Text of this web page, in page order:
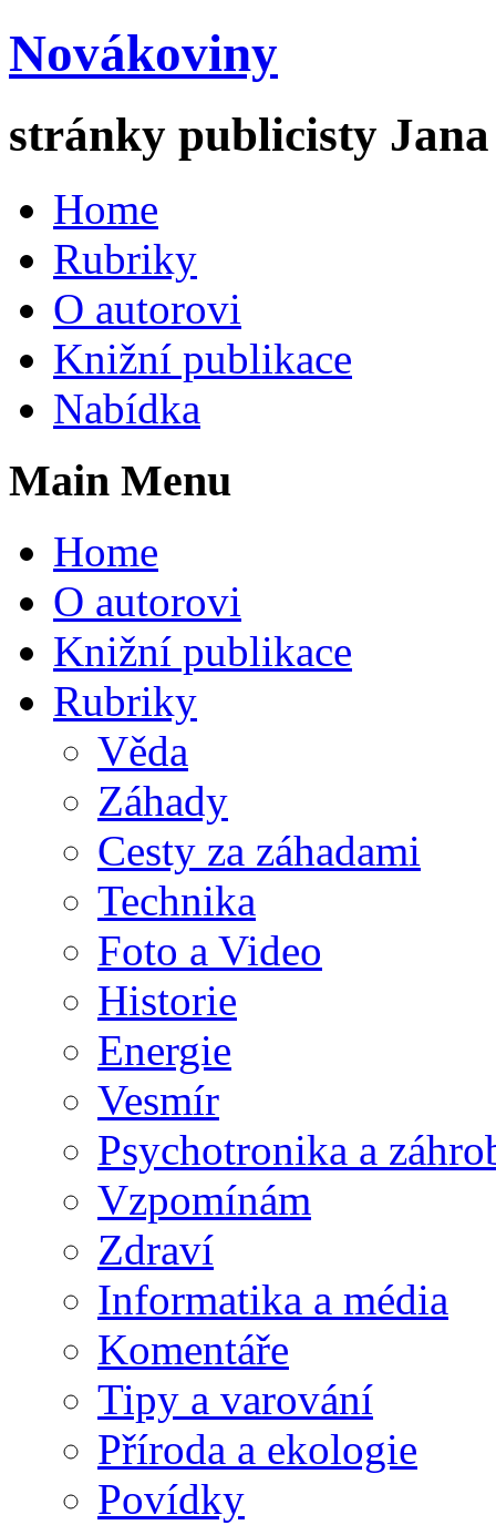
Novákoviny
stránky publicisty
Home
Rubriky
O autorovi
Knižní publikace
Nabídka
Main Menu
Home
O autorovi
Knižní publikace
Rubriky
Věda
Záhady
Cesty za záhadami
Technika
Foto a Video
Historie
Energie
Vesmír
Psychotronika a
Vzpomínám
Zdraví
Informatika a média
Komentáře
Tipy a varování
Příroda a ekologie
Povídky